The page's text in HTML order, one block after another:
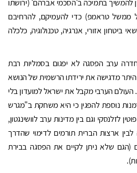
להמשיך בתמיכה ב'הסכמי אברהם' (ירושתו
ממשל טראמפ) כדי להעמיקם, להרחיבם
ביטחון אזורי, אנרגיה, טכנולוגיה, כלכלה
ערב הפסגה לא יפגום בסמליות רבת
מדגישה את ירידתו הרשמית של הנושא
הערבי מקבל את ישראל למועדון בלי
נוספת להפגין כי היא משחקת ב"מגרש
לזלנסקי וגם בין מדינות ערב לוושינגטון,
ארצות הברית תורמים לדימוי שהדרך
(הגם שלא ניתן לקיים את הפסגה בבירת